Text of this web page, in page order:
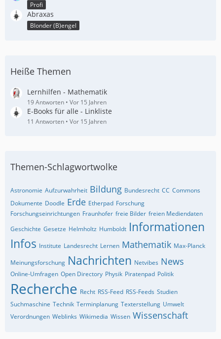
Profi
Abraxas
Blonder (B)engel
Heiße Themen
Lernhilfen - Mathematik
19 Antworten Vor 15 Jahren
E-Books für alle - Linkliste
11 Antworten Vor 15 Jahren
Themen-Schlagwortwolke
Astronomie Aufzurwahrheit Bildung Bundesrecht CC Commons
Dokumente Doodle Erde Etherpad Forschung
Forschungseinrichtungen Fraunhofer freie Bilder freien Mediendaten
Geschichte Gesetze Helmholtz Humboldt Informationen
Infos Institute Landesrecht Lernen Mathematik Max-Planck
Meinungsforschung Nachrichten Netvibes News
Online-Umfragen Open Directory Physik Piratenpad Politik
Recherche Recht RSS-Feed RSS-Feeds Studien
Suchmaschine Technik Terminplanung Texterstellung Umwelt
Verordnungen Weblinks Wikimedia Wissen Wissenschaft